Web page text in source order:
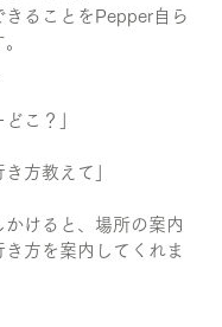
きることをPepper自ら
こ？」
方教えて」
かけると、場所の案内
方を案内してくれま